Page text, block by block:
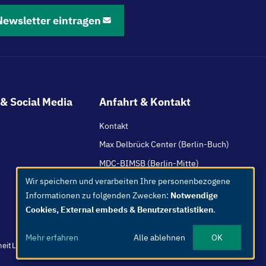
eintragen
Social Media Anfahrt & Kontakt
Kontakt
Max Delbrück Center (Berlin-Buch)
MDC-BIMSB (Berlin-Mitte)
HI-TAC (Mannheim / Heidelberg)
Leichte Sprache
Use
of
personal
and
cookies
Wir speichern und verarbeiten Ihre personenbezogene
Informationen zu folgenden Zwecken: Notwendige
Cookies, External embeds & Benutzerstatistiken.
Mehr erfahren Alle ablehnen OK